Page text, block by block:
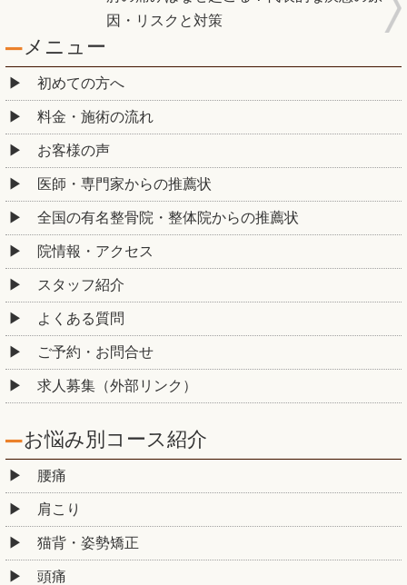
因・リスクと対策
メニュー
初めての方へ
料金・施術の流れ
お客様の声
医師・専門家からの推薦状
全国の有名整骨院・整体院からの推薦状
院情報・アクセス
スタッフ紹介
よくある質問
ご予約・お問合せ
求人募集（外部リンク）
お悩み別コース紹介
腰痛
肩こり
猫背・姿勢矯正
頭痛